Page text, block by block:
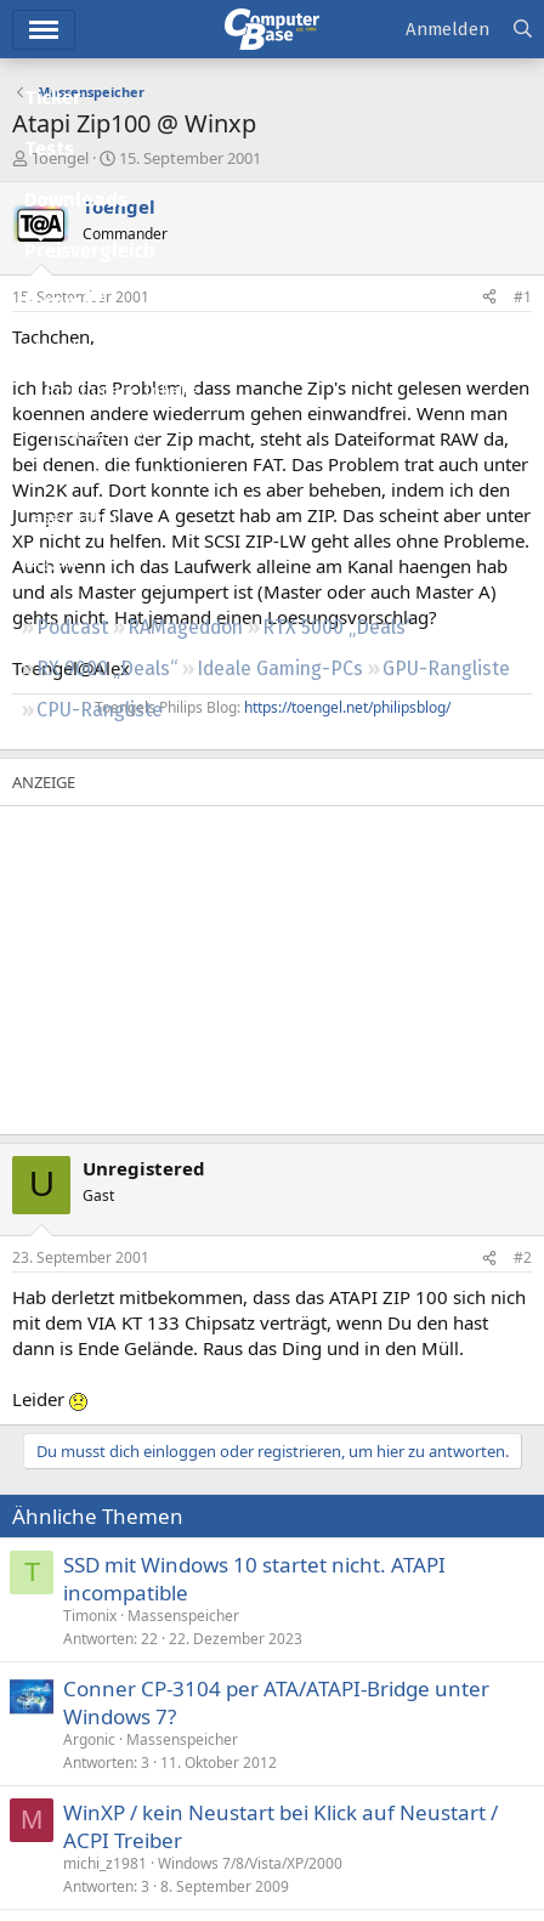
Ticker
Tests
Downloads
Preisvergleich
Forum
Aktuelles
Empfohlene Inhalte
Neue Beiträge
Neueste Aktivitäten
Leserartikel
Regeln
Podcast RAMageddon
RTX 5000 „Deals“
RX 9000 „Deals“
Ideale Gaming-PCs
GPU-Rangliste
CPU-Rangliste
Anmelden
Massenspeicher
Atapi Zip100 @ Winxp
E
s
t
e
e
r
Toengel
E
s
e
l
t
15. September 2001
Toengel
Commander
15. September 2001 #1
Tachchen,
ich hab das Problem, dass manche Zip's nicht gelesen werden
koennen andere wiederrum gehen einwandfrei. Wenn man
Eigenschaften der Zip macht, steht als Dateiformat RAW da,
bei denen, die funktionieren FAT. Das Problem trat auch unter
Win2K auf. Dort konnte ich es aber beheben, indem ich den
Jumper auf Slave A gesetzt hab am ZIP. Das scheint aber unter
XP nicht zu helfen. Mit SCSI ZIP-LW geht alles ohne Probleme.
Auch wenn ich das Laufwerk alleine am Kanal haengen hab
und als Master gejumpert ist (Master oder auch Master A)
gehts nicht. Hat jemand einen Loesungsvorschlag?
Toengel@Alex
Toengels Philips Blog: https://toengel.net/philipsblog/
U Unregistered
Gast
23. September 2001 #2
Hab derletzt mitbekommen, dass das ATAPI ZIP 100 sich nich
mit dem VIA KT 133 Chipsatz verträgt, wenn Du den hast
dann is Ende Gelände. Raus das Ding und in den Müll.
Leider
Du musst dich einloggen oder registrieren, um hier zu antworten.
Ähnliche Themen
T
SSD mit Windows 10 startet nicht. ATAPI
incompatible
Timonix Massenspeicher
Antworten 22 22. Dezember 2023
Conner CP-3104 per ATA/ATAPI-Bridge unter
Windows 7?
Argonic
Massenspeicher
Antworten 3 11. Oktober 2012
M
WinXP / kein Neustart bei Klick auf Neustart /
ACPI Treiber
michi_z1981
Windows 7/8/Vista/XP/2000
Antworten 3 8. September 2009